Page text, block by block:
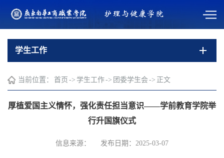
学生工作
当前位置： 首页 -> 学生工作-> 团委学生会-> 正文
厚植爱国主义情怀，强化责任担当意识——学前教育学院举
行升国旗仪式
信息来源： 发布日期：2025-03-07